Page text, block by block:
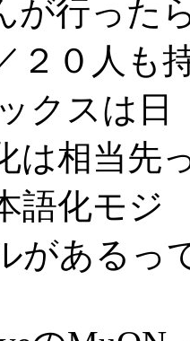
が行った
０人も
クスは日
相当先
語化モジ
あるっ